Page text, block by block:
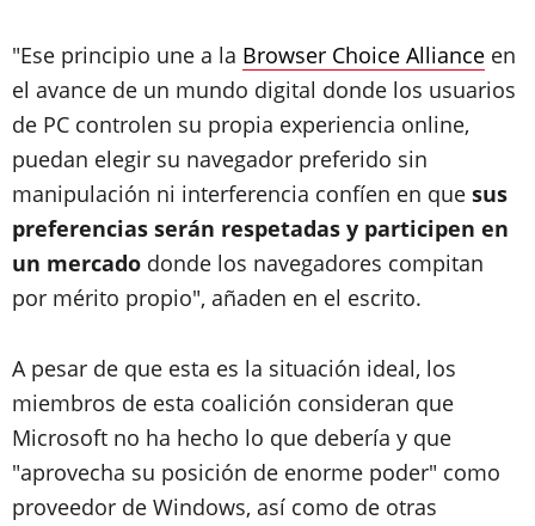
"Ese principio une a la Browser Choice Alliance en
el avance de un mundo digital donde los usuarios
de PC controlen su propia experiencia online,
puedan elegir su navegador preferido sin
manipulación ni interferencia confíen en que sus
preferencias serán respetadas y participen en
un mercado donde los navegadores compitan
por mérito propio", añaden en el escrito.
A pesar de que esta es la situación ideal, los
miembros de esta coalición consideran que
Microsoft no ha hecho lo que debería y que
"aprovecha su posición de enorme poder" como
proveedor de Windows, así como de otras